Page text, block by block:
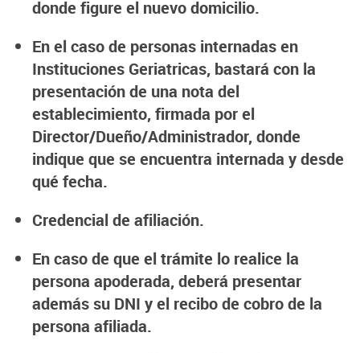
donde figure el nuevo domicilio.
En el caso de personas internadas en
Instituciones Geriatricas, bastará con la
presentación de una nota del
establecimiento, firmada por el
Director/Dueño/Administrador, donde
indique que se encuentra internada y desde
qué fecha.
Credencial de afiliación.
En caso de que el trámite lo realice la
persona apoderada, deberá presentar
además su DNI y el recibo de cobro de la
persona afiliada.